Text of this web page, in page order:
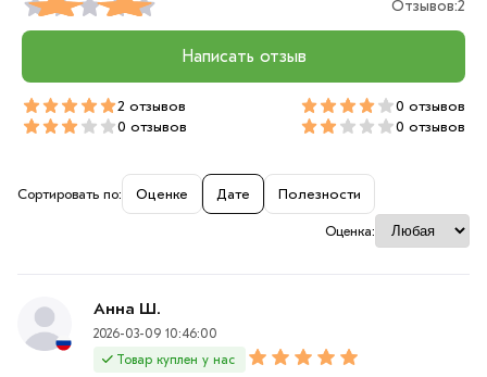
Сортировать по: Оценке Дате Полезности
Оценка:
Анна Ш.
2026-03-09 10:46:00
Товар куплен у нас
Отзывов:2
Написать отзыв
2 отзывов
0 отзывов
0 отзывов
0 отзывов